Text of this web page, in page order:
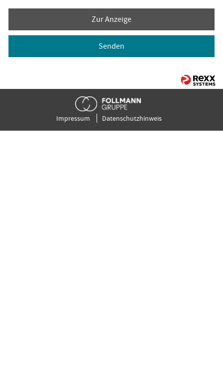
Zur Anzeige
Senden
Impressum Datenschutzhinweis